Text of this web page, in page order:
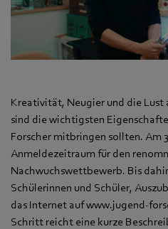
Kreativität, Neugier und die Lust
sind die wichtigsten
Forscher mitbringen sollten. Am
Anmeldezeitraum für den
Nachwuchswettbewerb. Bis
Schülerinnen und Schüler,
das Internet auf www.jugend-
Schritt reicht eine kurze